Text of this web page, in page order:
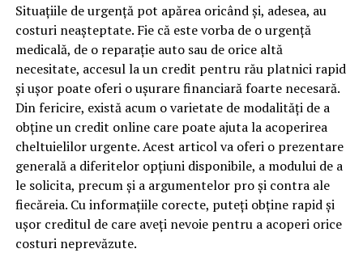
Situațiile de urgență pot apărea oricând și, adesea, au
costuri neașteptate. Fie că este vorba de o urgență
medicală, de o reparație auto sau de orice altă
necesitate, accesul la un credit pentru rău platnici rapid
și ușor poate oferi o ușurare financiară foarte necesară.
Din fericire, există acum o varietate de modalități de a
obține un credit online care poate ajuta la acoperirea
cheltuielilor urgente. Acest articol va oferi o prezentare
generală a diferitelor opțiuni disponibile, a modului de a
le solicita, precum și a argumentelor pro și contra ale
fiecăreia. Cu informațiile corecte, puteți obține rapid și
ușor creditul de care aveți nevoie pentru a acoperi orice
costuri neprevăzute.